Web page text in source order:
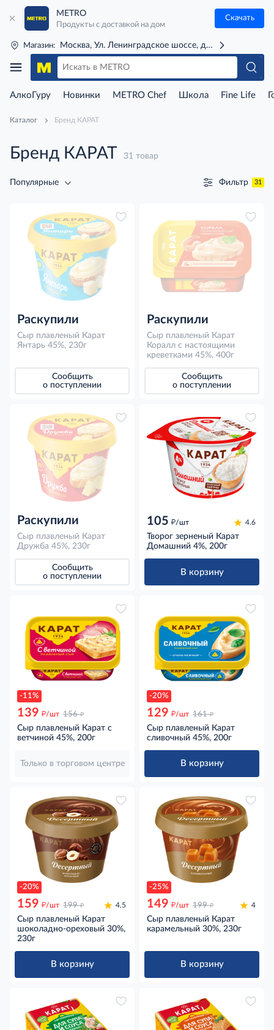
METRO
Продукты с доставкой на дом
Скачать
Магазин: Москва, Ул. Ленинградское шоссе, д. 71Г (м. Речной
АлкоГуру Новинки METRO Chef Школа Fine Life
Каталог Бренд КАРАТ
Бренд КАРАТ 31 товар
Популярные Фильтр 31
Раскупили
Сыр плавленый Карат
Янтарь 45%, 230г
Сообщить
о поступлении
Раскупили
Сыр плавленый Карат
Коралл с настоящими
креветками 45%, 400г
Сообщить
о поступлении
Раскупили
Сыр плавленый Карат
Дружба 45%, 230г
Сообщить
о поступлении
105 д/шт 4.6
Творог зерненый Карат
Домашний 4%, 200г
В корзину
-11%
139 д/шт 156 д
Сыр плавленый Карат с
ветчиной 45%, 200г
Только в торговом центре
-20%
129 д/шт 161 д
Сыр плавленый Карат
сливочный 45%, 200г
В корзину
-20%
159 д/шт 199 д 4.5
Сыр плавленый Карат
шоколадно-ореховый 30%,
230г
В корзину
-25%
149 д/шт 199 д 4
Сыр плавленый Карат
карамельный 30%, 230г
В корзину